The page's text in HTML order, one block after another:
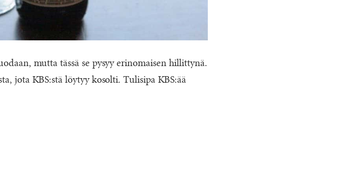
mutta tässä se pysyy erinomaisen hillittynä.
jota KBS:stä löytyy kosolti. Tulisipa KBS:ää